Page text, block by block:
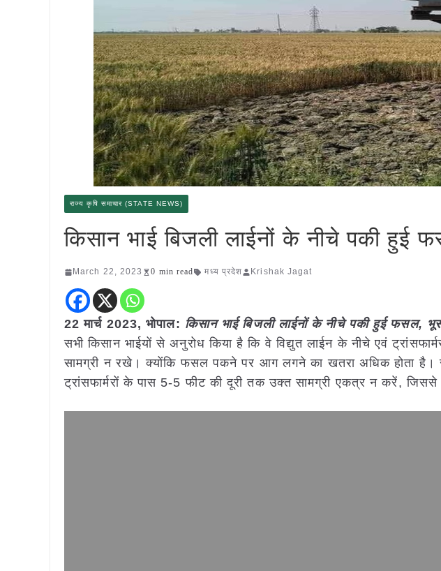
राज्य कृषि समाचार (STATE NEWS)
किसान भाई बिजली लाईनों के नीचे पकी हुई
March 22, 2023 0 min read मध्य प्रदेश Krishak Jagat
22 मार्च 2023, भोपाल: किसान भाई बिजली लाईनों के नीचे पकी हुई फसल,
सभी किसान भाईयों से अनुरोध किया है कि वे विद्युत लाईन के नीचे एवं
सामग्री न रखे। क्योंकि फसल पकने पर आग लगने का खतरा अधिक होता है।
ट्रांसफार्मरों के पास 5-5 फीट की दूरी तक उक्त सामग्री एकत्र न करें,